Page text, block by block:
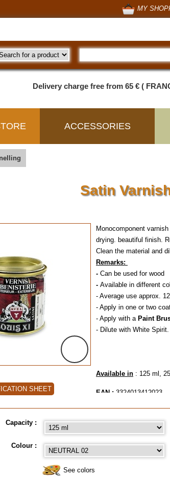
MY
Delivery charge free from 65 € (
ACCESSORIES
Satin
SHEET
Monocomponent
drying. beautiful finish.
Clean the material and
Remarks:
- Can be used for wood
- Available in different
- Average use approx.
- Apply in one or two
- Apply with a Paint
- Dilute with White Spirit.
Available in : 125 ml,
EAN : 3324013412023
Capacity :
Colour :
See colors